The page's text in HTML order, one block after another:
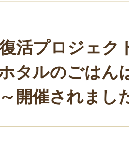
活プロジェク
タルのごはん
開催されまし